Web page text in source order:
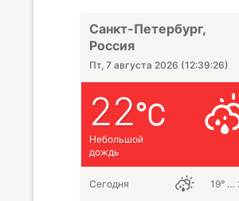
Санкт-Петербург,
Россия
Пт, 7 августа 2026 (12:39:28)
22
Небольшой
дождь
Сегодня 19° …